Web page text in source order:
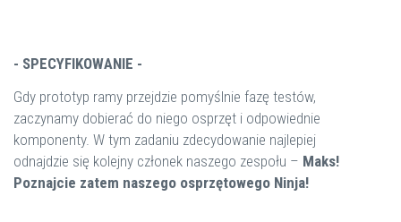
- SPECYFIKOWANIE -
Gdy prototyp ramy przejdzie pomyślnie fazę testów,
zaczynamy dobierać do niego osprzęt i odpowiednie
komponenty. W tym zadaniu zdecydowanie najlepiej
odnajdzie się kolejny członek naszego zespołu – Maks!
Poznajcie zatem naszego osprzętowego Ninja!